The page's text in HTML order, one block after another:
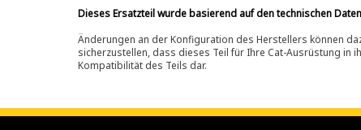
Dieses Ersatzteil wurde basierend auf den technischen
Änderungen an der Konfiguration des Herstellers können
sicherzustellen, dass dieses Teil für Ihre Cat-Ausrüstung
Kompatibilität des Teils dar.